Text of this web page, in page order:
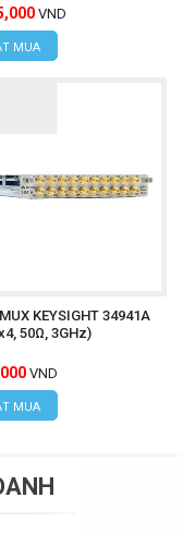
VND
MUA
KEYSIGHT 34941A
50Ω, 3GHz)
VND
MUA